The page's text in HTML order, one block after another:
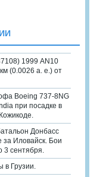
1999 AN10
(0.0026 а. е.) от
Boeing 737-8NG
при посадке в
Донбасс
за Иловайск. Бои
3 сентября.
в Грузии.